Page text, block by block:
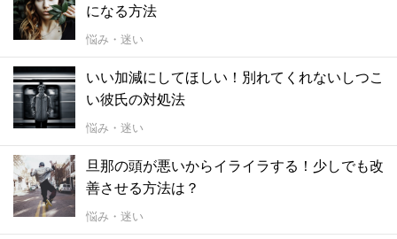
になる方法
悩み・迷い
いい加減にしてほしい！別れてくれないしつこ
い彼氏の対処法
悩み・迷い
旦那の頭が悪いからイライラする！少しでも改
善させる方法は？
悩み・迷い